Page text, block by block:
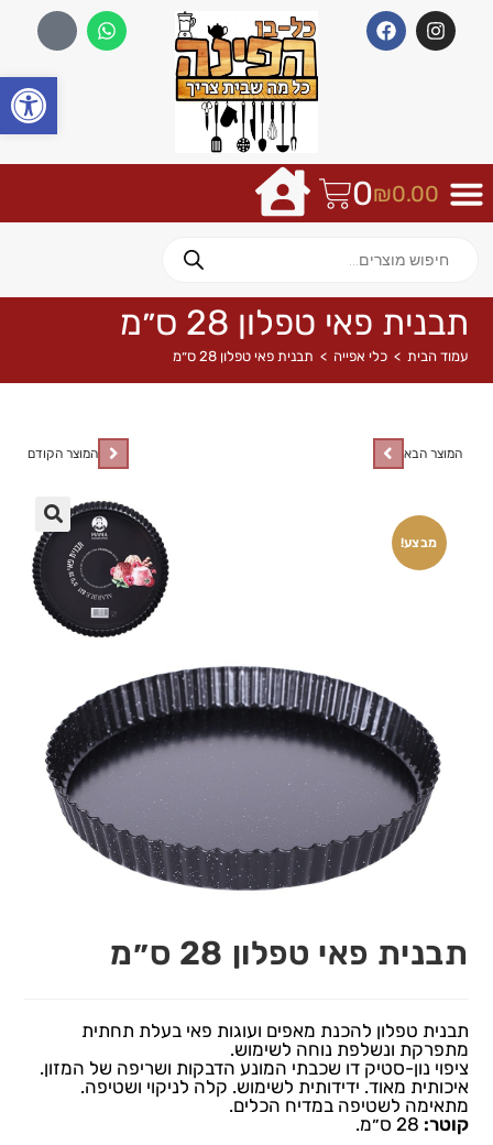
₪0.00
0
תבנית פאי טפלון 28 ס״מ
עמוד הבית > כלי אפייה > תבנית פאי טפלון 28 ס״מ
מבצע!
המוצר הקודם המוצר הבא
🔍
תבנית פאי טפלון 28 ס״מ
תבנית טפלון להכנת מאפים ועוגות פאי בעלת תחתית
מתפרקת ונשלפת נוחה לשימוש.
ציפוי נון-סטיק דו שכבתי המונע הדבקות ושריפה של המזון.
איכותית מאוד. ידידותית לשימוש. קלה לניקוי ושטיפה.
מתאימה לשטיפה במדיח הכלים.
קוטר: 28 ס״מ.